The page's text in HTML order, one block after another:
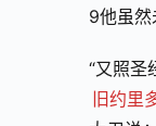
9他虽然
“又照圣
旧约里